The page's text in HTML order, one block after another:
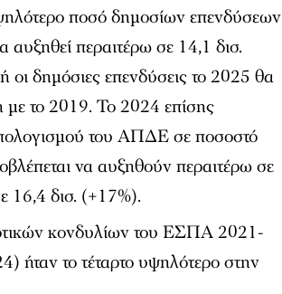
ποσό δημοσίων επενδύσεων
αυξηθεί περαιτέρω σε 14,1 δισ.
δημόσιες επενδύσεις το 2025 θα
με το 2019. Το 2024 επίσης
του ΑΠΔΕ σε ποσοστό
να αυξηθούν περαιτέρω σε
16,4 δισ. (+17%).
κονδυλίων του ΕΣΠΑ 2021-
ήταν το τέταρτο υψηλότερο στην